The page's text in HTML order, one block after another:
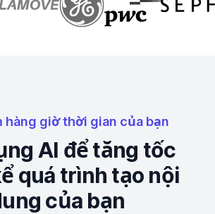
hàng giờ thời gian của bạn
AI để tăng tốc
quá trình tạo nội
của bạn